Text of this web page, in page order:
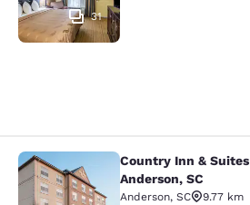
31
Country Inn & Suites
Country Inn &
Anderson, SC
Anderson, SC
9.77 km